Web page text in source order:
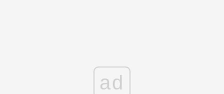
ad